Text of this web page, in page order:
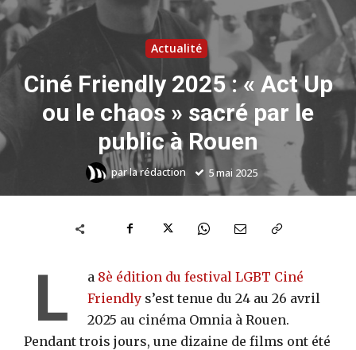
Actualité
Ciné Friendly 2025 : « Act Up
ou le chaos » sacré par le
public à Rouen
parla rédaction 5 mai 2025
L a 8è édition du festival LGBT Ciné
Friendly s’est tenue du 24 au 26 avril
2025 au cinéma Omnia à Rouen.
Pendant trois jours, une dizaine de films ont été